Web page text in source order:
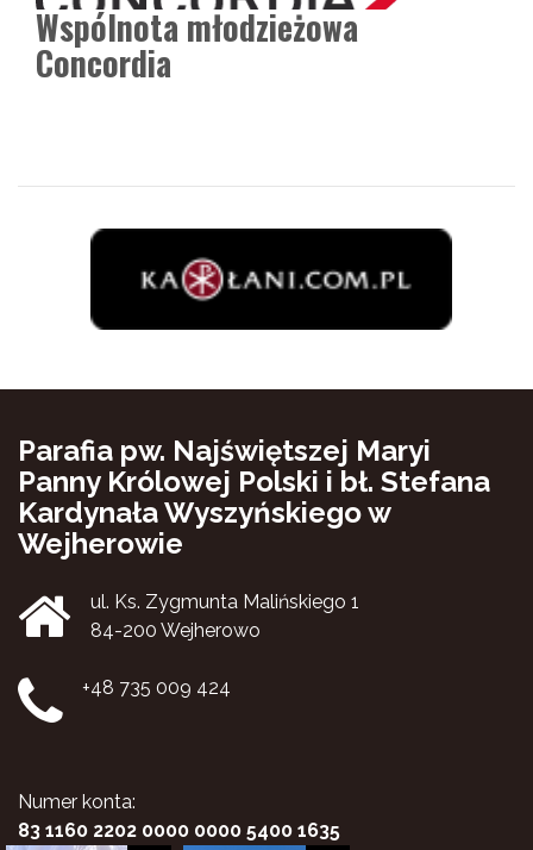
Wspólnota młodzieżowa
Concordia
Parafia pw. Najświętszej Maryi
Panny Królowej Polski i bł. Stefana
Kardynała Wyszyńskiego w
Wejherowie
ul. Ks. Zygmunta Malińskiego 1
84-200 Wejherowo
+48 735 009 424
Numer konta:
83 1160 2202 0000 0000 5400 1635